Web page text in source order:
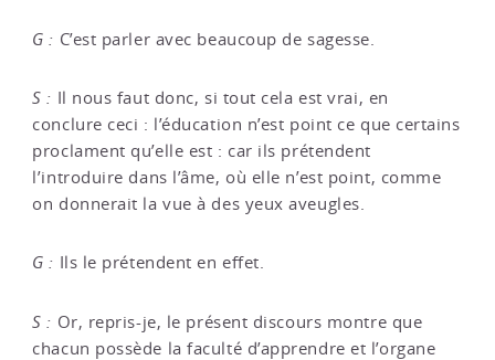
G : C’est parler avec beaucoup de sagesse.
S : Il nous faut donc, si tout cela est vrai, en
conclure ceci : l’éducation n’est point ce que certains
proclament qu’elle est : car ils prétendent
l’introduire dans l’âme, où elle n’est point, comme
on donnerait la vue à des yeux aveugles.
G : Ils le prétendent en effet.
S : Or, repris-je, le présent discours montre que
chacun possède la faculté d’apprendre et l’organe